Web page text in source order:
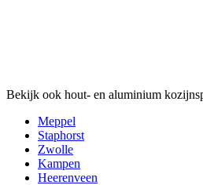
Bekijk ook hout- en aluminium
Meppel
Staphorst
Zwolle
Kampen
Heerenveen